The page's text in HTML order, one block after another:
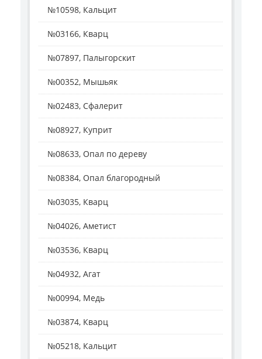
№10598, Кальцит
№03166, Кварц
№07897, Палыгорскит
№00352, Мышьяк
№02483, Сфалерит
№08927, Куприт
№08633, Опал по дереву
№08384, Опал благородный
№03035, Кварц
№04026, Аметист
№03536, Кварц
№04932, Агат
№00994, Медь
№03874, Кварц
№05218, Кальцит